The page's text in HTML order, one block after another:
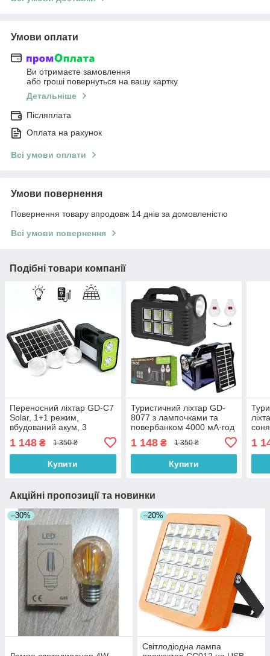
Умови оплати
Ви отримаєте замовлення
або гроші повернуться на вашу картку
Детальніше
Післяплата
Оплата на рахунок
Всі умови оплати
Умови повернення
Повернення товару впродовж 14 днів за домовленістю
Всі умови повернення
Подібні товари компанії
Переносний ліхтар GD-C7
Solar, 1+1 режим,
вбудований акум, 3
лампочки 3 W, USB-вихід,
сонячна станція
1 148 ₴ 1 350 ₴
Купити
Туристичний ліхтар GD-
8077 з лампочками та
повербанком 4000 мА·год
1 148₴ 1 350 ₴
Купити
1
Акційні пропозиції та новинки
–30% –20%
Світлодіодна лампа